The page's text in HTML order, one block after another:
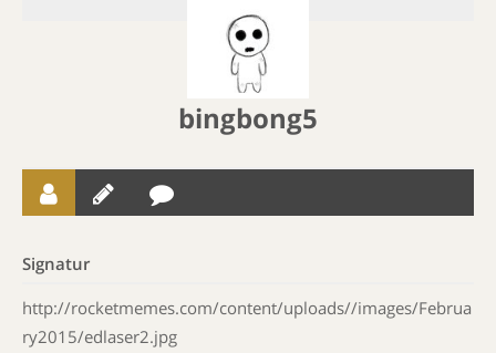
bingbong5
Signatur
http://rocketmemes.com/content/uploads//images/Februa
ry2015/edlaser2.jpg